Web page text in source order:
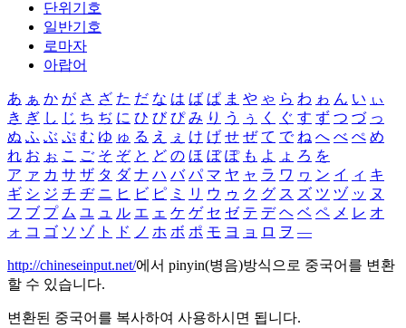
단위기호
일반기호
로마자
아랍어
あ ぁ か が さ ざ た だ な は ば ぱ ま や ゃ ら わ ゎ ん い ぃ
き ぎ し じ ち ぢ に ひ び ぴ み り う ぅ く ぐ す ず つ づ っ
ぬ ふ ぶ ぷ む ゆ ゅ る え ぇ け げ せ ぜ て で ね へ べ ぺ め
れ お ぉ こ ご そ ぞ と ど の ほ ぼ ぽ も よ ょ ろ を
ア ァ カ サ ザ タ ダ ナ ハ バ パ マ ヤ ャ ラ ワ ヮ ン イ ィ キ
ギ シ ジ チ ヂ ニ ヒ ビ ピ ミ リ ウ ゥ ク グ ス ズ ツ ヅ ッ ヌ
フ ブ プ ム ユ ュ ル エ ェ ケ ゲ セ ゼ テ デ ヘ ベ ペ メ レ オ
ォ コ ゴ ソ ゾ ト ド ノ ホ ボ ポ モ ヨ ョ ロ ヲ ―
http://chineseinput.net/에서 pinyin(병음)방식으로 중국어를 변환
할 수 있습니다.
변환된 중국어를 복사하여 사용하시면 됩니다.